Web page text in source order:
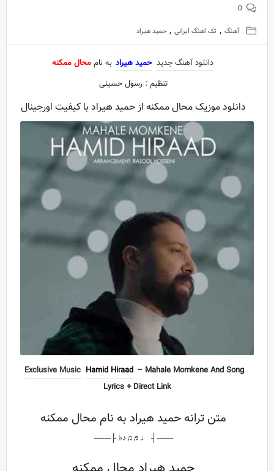
0
آهنگ , تک اهنگ ایرانی , حمید هیراد
دانلود آهنگ جدید حمید هیراد به نام محال ممکنه
تنظیم : رسول حسینی
دانلود موزیک محال ممکنه از حمید هیراد با کیفیت اورجینال
Exclusive Music Hamid Hiraad – Mahale Momkene And Song
Lyrics + Direct Link
متن ترانه حمید هیراد به نام محال ممکنه
───┤ ♩♬♫♪♭ ├───